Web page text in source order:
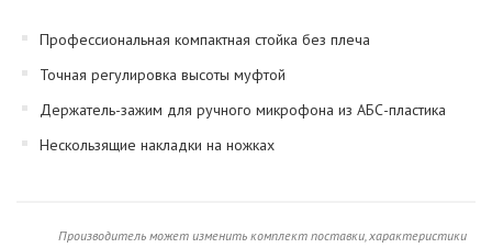
Профессиональная компактная стойка без плеча
Точная регулировка высоты муфтой
Держатель-зажим для ручного микрофона из АБС-пластика
Нескользящие накладки на ножках
Производитель может изменить комплект поставки, характеристики